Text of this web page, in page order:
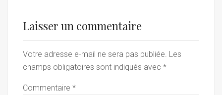
Laisser un commentaire
Votre adresse e-mail ne sera pas publiée. Les
champs obligatoires sont indiqués avec *
Commentaire *